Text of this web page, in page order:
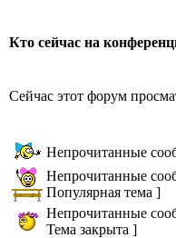
Кто сейчас на
Сейчас этот форум
Непрочитанные
Непрочитанные
Популярная тема ]
Непрочитанные
Тема закрыта ]